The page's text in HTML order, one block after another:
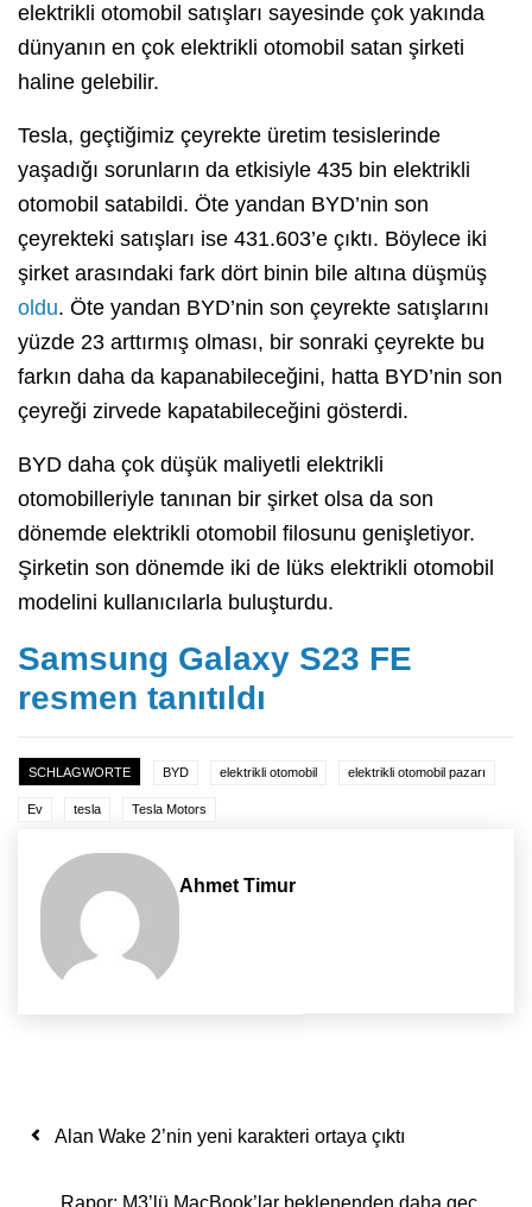
elektrikli otomobil satışları sayesinde çok yakında
dünyanın en çok elektrikli otomobil satan şirketi
haline gelebilir.
Tesla, geçtiğimiz çeyrekte üretim tesislerinde
yaşadığı sorunların da etkisiyle 435 bin elektrikli
otomobil satabildi. Öte yandan BYD’nin son
çeyrekteki satışları ise 431.603’e çıktı. Böylece iki
şirket arasındaki fark dört binin bile altına düşmüş
oldu. Öte yandan BYD’nin son çeyrekte satışlarını
yüzde 23 arttırmış olması, bir sonraki çeyrekte bu
farkın daha da kapanabileceğini, hatta BYD’nin son
çeyreği zirvede kapatabileceğini gösterdi.
BYD daha çok düşük maliyetli elektrikli
otomobilleriyle tanınan bir şirket olsa da son
dönemde elektrikli otomobil filosunu genişletiyor.
Şirketin son dönemde iki de lüks elektrikli otomobil
modelini kullanıcılarla buluşturdu.
Samsung Galaxy S23 FE
resmen tanıtıldı
SCHLAGWORTE BYD elektrikli otomobil elektrikli otomobil pazarı
Ev tesla Tesla Motors
Ahmet Timur
Yazı dolaşımı
Alan Wake 2’nin yeni karakteri ortaya çıktı
Rapor: M3’lü MacBook’lar beklenenden daha geç